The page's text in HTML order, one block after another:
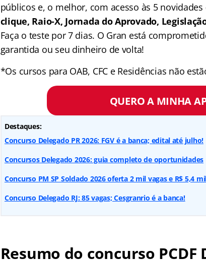
públicos e, o melhor, com acesso às 5
clique, Raio-X, Jornada do Aprovado,
Faça o teste por 7 dias. O Gran está
garantida ou seu dinheiro de volta!
*Os cursos para OAB, CFC e Residências não
QUERO A MINHA
Destaques:
Concurso Delegado PR 2026: FGV é a banca; edital até julho!
Concursos Delegado 2026: guia completo de oportunidades
Concurso PM SP Soldado 2026 oferta 2 mil vagas e R$ 5,4
Concurso Delegado RJ: 85 vagas; Cesgranrio é a banca!
Resumo do concurso PCDF